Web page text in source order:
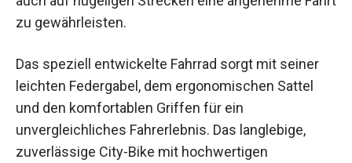
Fahrt zu gewährleisten.
leichten Federgabel, dem ergonomischen Sattel
und den komfortablen Griffen für ein
unvergleichliches Fahrerlebnis. Das langlebige,
zuverlässige City-Bike mit hochwertigen